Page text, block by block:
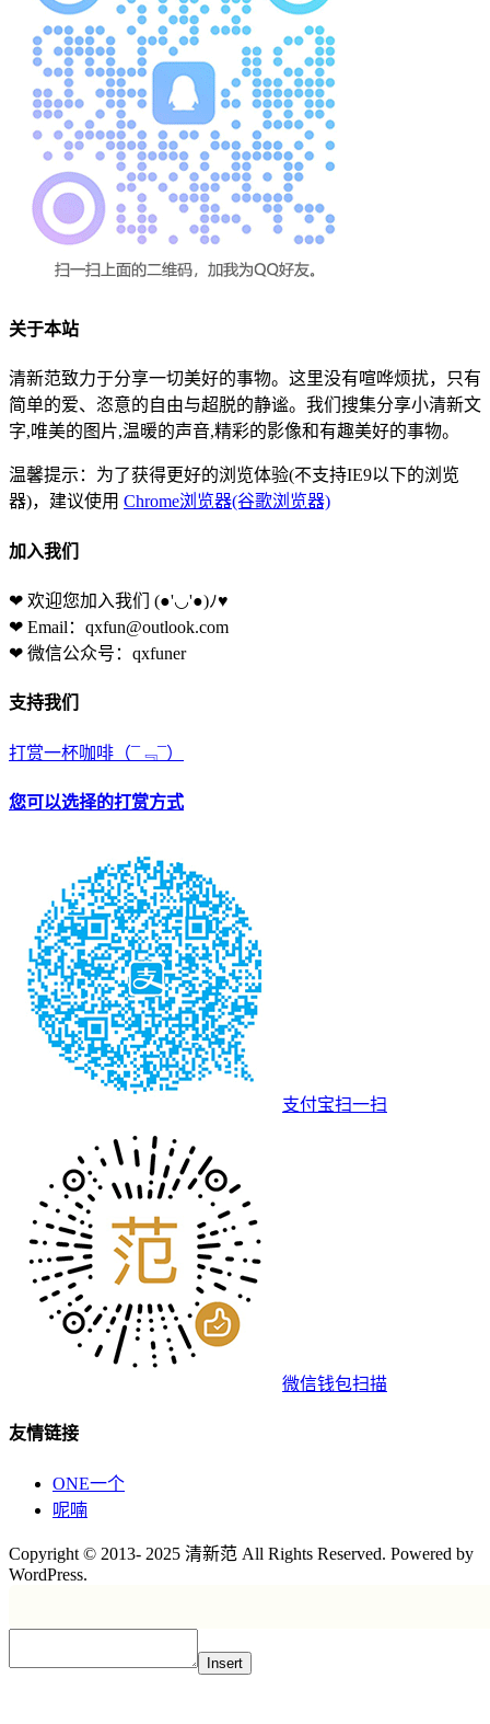
关于本站
清新范致力于分享一切美好的事物。这里没有喧哗烦扰，只有
简单的爱、恣意的自由与超脱的静谧。我们搜集分享小清新文
字,唯美的图片,温暖的声音,精彩的影像和有趣美好的事物。
温馨提示：为了获得更好的浏览体验(不支持IE9以下的浏览
器)，建议使用 Chrome浏览器(谷歌浏览器)
加入我们
❤ 欢迎您加入我们 (●'◡'●)ﾉ♥
❤ Email：qxfun@outlook.com
❤ 微信公众号：qxfuner
支持我们
打赏一杯咖啡 （¯﹃¯）
您可以选择的打赏方式
支付宝扫一扫
微信钱包扫描
友情链接
ONE一个
呢喃
Copyright © 2013- 2025 清新范 All Rights Reserved. Powered by
WordPress.
Insert